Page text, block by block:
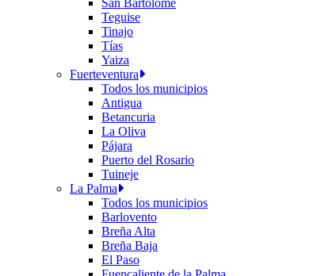
Teguise
Tinajo
Tías
Yaiza
Fuerteventura
Todos los municipios
Antigua
Betancuria
La Oliva
Pájara
Puerto del Rosario
Tuineje
La Palma
Todos los municipios
Barlovento
Breña Alta
Breña Baja
El Paso